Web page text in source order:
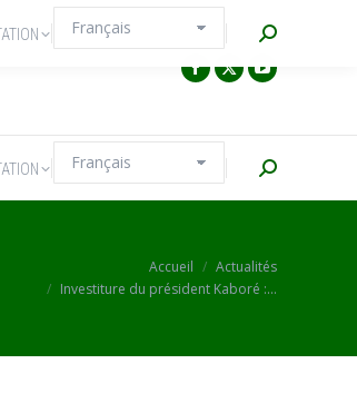
Recherche
Accueil
Actualités
Investiture du président Kaboré :…
Recherche